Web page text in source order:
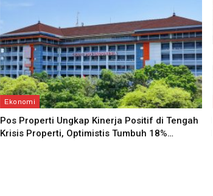
Ekonomi
Pos Properti Ungkap Kinerja Positif di Tengah
Krisis Properti, Optimistis Tumbuh 18%…